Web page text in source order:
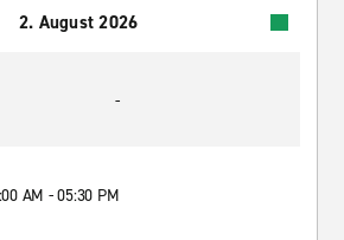
2. August 2026
-
AM - 05:30 PM